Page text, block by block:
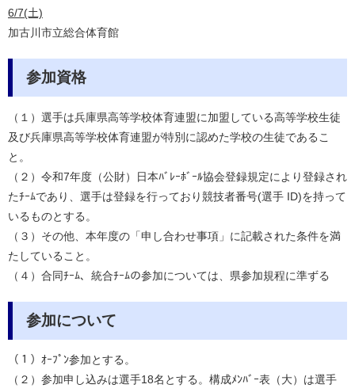
6/7(土)
加古川市立総合体育館
参加資格
（１）選手は兵庫県高等学校体育連盟に加盟している高等学校生徒
及び兵庫県高等学校体育連盟が特別に認めた学校の生徒であるこ
と。
（２）令和7年度（公財）日本ﾊﾞﾚｰﾎﾞｰﾙ協会登録規定により登録され
たﾁｰﾑであ り、選手は登録を行っており競技者番号(選手 ID)を持って
いるものとする。
（３）その他、本年度の「申し合わせ事項」に記載された条件を満
たしていること。
（４）合同ﾁｰﾑ、統合ﾁｰﾑの参加については、県参加規程に準ずる
参加について
（１）ｵｰﾌﾟﾝ参加とする。
（２）参加申し込みは選手18名とする。構成ﾒﾝﾊﾞｰ表（大）は選手